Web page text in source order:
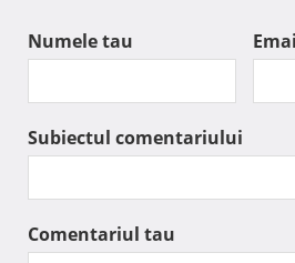
Numele tau
Subiectul comentariului
Comentariul tau